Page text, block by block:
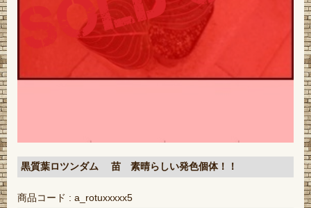
黒質葉ロツンダム 苗 素晴らしい発色個体！！
商品コード : a_rotuxxxxx5